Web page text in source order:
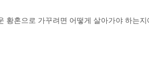
황혼으로 가꾸려면 어떻게 살아가야 하는지